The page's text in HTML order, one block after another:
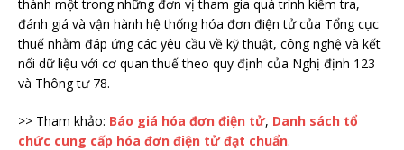
thành một trong những đơn vị tham gia quá trình kiểm tra,
đánh giá và vận hành hệ thống hóa đơn điện tử của Tổng cục
thuế nhằm đáp ứng các yêu cầu về kỹ thuật, công nghệ và kết
nối dữ liệu với cơ quan thuế theo quy định của Nghị định 123
và Thông tư 78.
>> Tham khảo: Báo giá hóa đơn điện tử, Danh sách tổ
chức cung cấp hóa đơn điện tử đạt chuẩn.